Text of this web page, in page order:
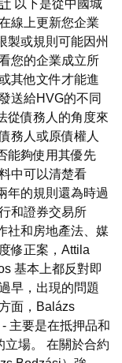
以下是從中國城
線上更新您企業
製或規則可能因州
您的企業成立所
其他文件才能進
送給HVG的不同
從債務人的角度來
務人或原債權人
能夠使用其優先
中可以清楚看
年的規則還為時過
和證券交易所
社和房地產法、媒
修正案，Attila
基本上都反對即
早，出現的問題
面，Balázs
主要是在抵押品和
立場。 在關於合約